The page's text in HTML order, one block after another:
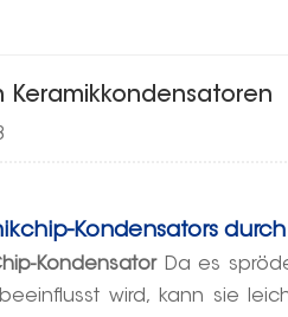
Keramikkondensatoren
Kondensators
KondensatorDa es
wird, kann sie